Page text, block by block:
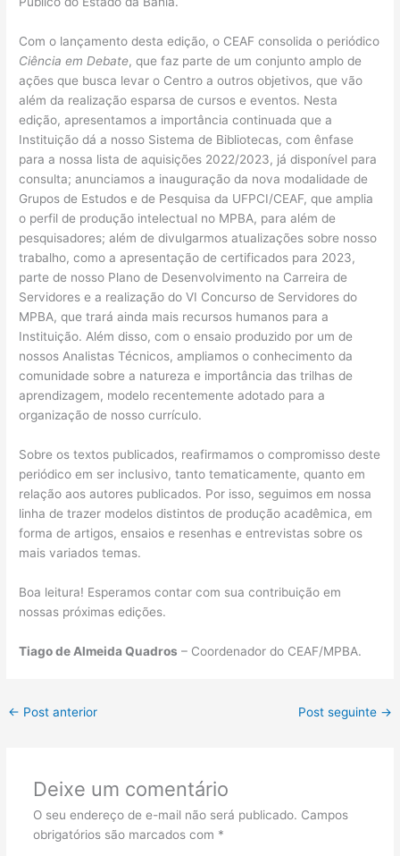
Com o lançamento desta edição, o CEAF consolida o periódico
Ciência em Debate, que faz parte de um conjunto amplo de
ações que busca levar o Centro a outros objetivos, que vão
além da realização esparsa de cursos e eventos. Nesta
edição, apresentamos a importância continuada que a
Instituição dá a nosso Sistema de Bibliotecas, com ênfase
para a nossa lista de aquisições 2022/2023, já disponível para
consulta; anunciamos a inauguração da nova modalidade de
Grupos de Estudos e de Pesquisa da UFPCI/CEAF, que amplia
o perfil de produção intelectual no MPBA, para além de
pesquisadores; além de divulgarmos atualizações sobre nosso
trabalho, como a apresentação de certificados para 2023,
parte de nosso Plano de Desenvolvimento na Carreira de
Servidores e a realização do VI Concurso de Servidores do
MPBA, que trará ainda mais recursos humanos para a
Instituição. Além disso, com o ensaio produzido por um de
nossos Analistas Técnicos, ampliamos o conhecimento da
comunidade sobre a natureza e importância das trilhas de
aprendizagem, modelo recentemente adotado para a
organização de nosso currículo.
Sobre os textos publicados, reafirmamos o compromisso deste
periódico em ser inclusivo, tanto tematicamente, quanto em
relação aos autores publicados. Por isso, seguimos em nossa
linha de trazer modelos distintos de produção acadêmica, em
forma de artigos, ensaios e resenhas e entrevistas sobre os
mais variados temas.
Boa leitura! Esperamos contar com sua contribuição em
nossas próximas edições.
Tiago de Almeida Quadros – Coordenador do CEAF/MPBA.
← Post anterior Post seguinte →
Deixe um comentário
O seu endereço de e-mail não será publicado. Campos
obrigatórios são marcados com *